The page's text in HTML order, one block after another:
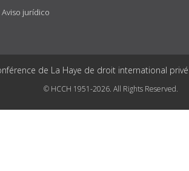
Aviso jurídico
de La Haye de droit international
© HCCH 1951-2026. All Rights Reserved.